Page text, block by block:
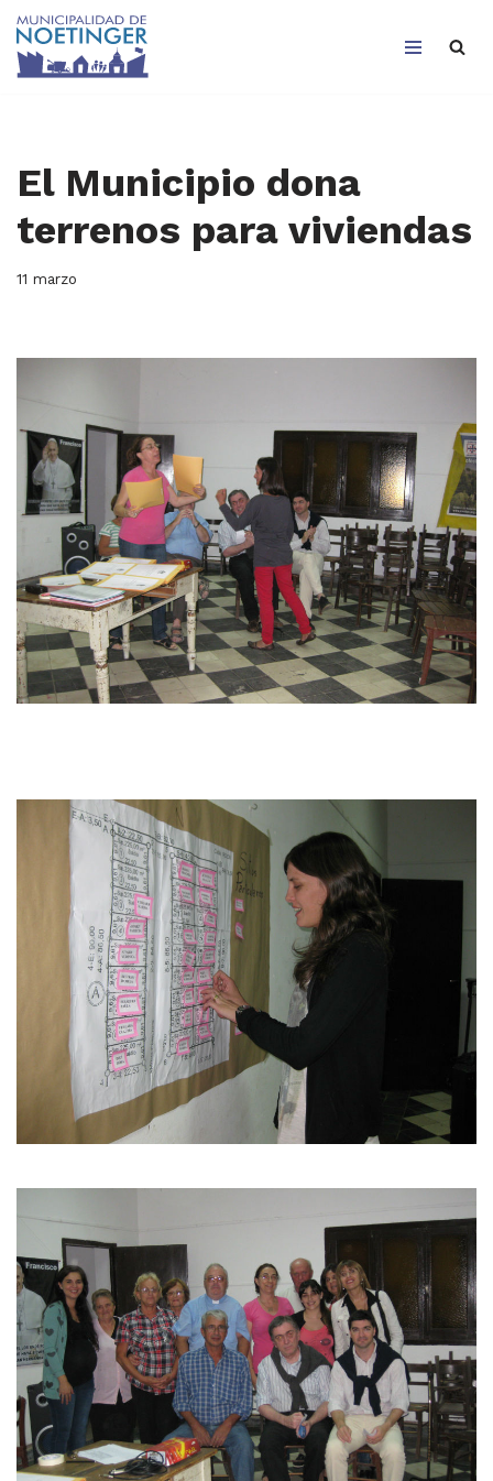
Saltar
El Municipio dona
terrenos para viviendas
11 marzo